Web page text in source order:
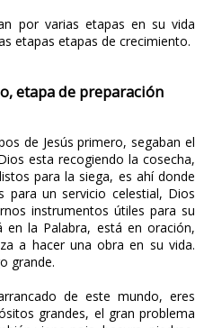
por varias etapas en su vida
etapas etapas de crecimiento.
etapa de preparación
de Jesús primero, segaban el
esta recogiendo la cosecha,
para la siega, es ahí donde
para un servicio celestial, Dios
instrumentos útiles para su
la Palabra, está en oración,
a hacer una obra en su vida.
grande.
de este mundo, eres
grandes, el gran problema